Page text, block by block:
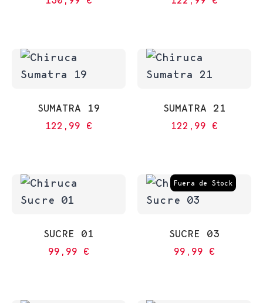
SUMATRA 19
122,99 €
SUMATRA 21
122,99 €
SUCRE 01
99,99 €
Fuera de Stock
SUCRE 03
99,99 €